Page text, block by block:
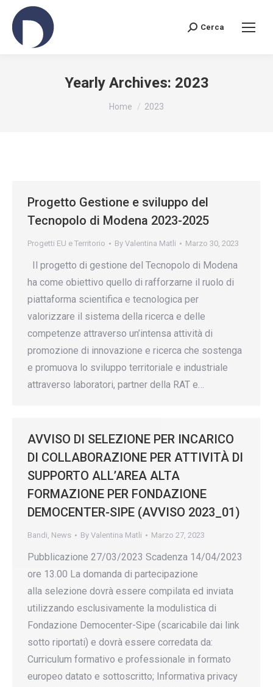
Search:
Cerca
Yearly Archives: 2023
You are here:
Home 2023
Progetto Gestione e sviluppo del
Tecnopolo di Modena 2023-2025
Progetti EU e Territorio By Valentina Matli Marzo 30, 2023
Il progetto di gestione del Tecnopolo di Modena
ha come obiettivo quello di rafforzarne il ruolo di
piattaforma scientifica e tecnologica per
valorizzare il sistema della ricerca e delle
competenze attraverso un’intensa attività di
promozione di innovazione e ricerca che sostenga
e promuova lo sviluppo territoriale e industriale
attraverso laboratori, partner della RAT e…
AVVISO DI SELEZIONE PER INCARICO
DI COLLABORAZIONE PER ATTIVITÀ DI
SUPPORTO ALL’AREA ALTA
FORMAZIONE PER FONDAZIONE
DEMOCENTER-SIPE (AVVISO 2023_01)
Bandi, News By Valentina Matli Marzo 27, 2023
Pubblicazione 27/03/2023 Scadenza 14/04/2023
ore 13.00 La domanda di partecipazione
alla selezione dovrà essere compilata ed inviata
utilizzando esclusivamente la modulistica di
Fondazione Democenter-Sipe (scaricabile dai link
sotto riportati) e dovrà essere corredata da:
Curriculum formativo e professionale in formato
europeo datato e sottoscritto; Informativa privacy